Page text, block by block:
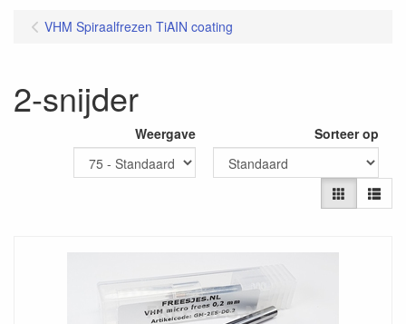
VHM Spiraalfrezen TiAIN coating
2-snijder
Weergave Sorteer op